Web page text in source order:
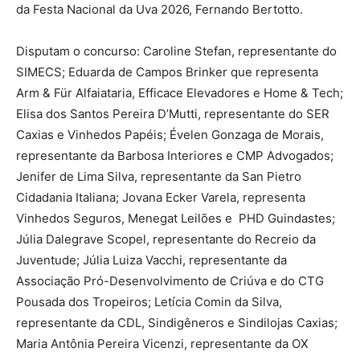
da Festa Nacional da Uva 2026, Fernando Bertotto.
Disputam o concurso: Caroline Stefan, representante do
SIMECS; Eduarda de Campos Brinker que representa
Arm & Für Alfaiataria, Efficace Elevadores e Home & Tech;
Elisa dos Santos Pereira D’Mutti, representante do SER
Caxias e Vinhedos Papéis; Évelen Gonzaga de Morais,
representante da Barbosa Interiores e CMP Advogados;
Jenifer de Lima Silva, representante da San Pietro
Cidadania Italiana; Jovana Ecker Varela, representa
Vinhedos Seguros, Menegat Leilões e PHD Guindastes;
Júlia Dalegrave Scopel, representante do Recreio da
Juventude; Júlia Luiza Vacchi, representante da
Associação Pró-Desenvolvimento de Criúva e do CTG
Pousada dos Tropeiros; Letícia Comin da Silva,
representante da CDL, Sindigêneros e Sindilojas Caxias;
Maria Antônia Pereira Vicenzi, representante da OX